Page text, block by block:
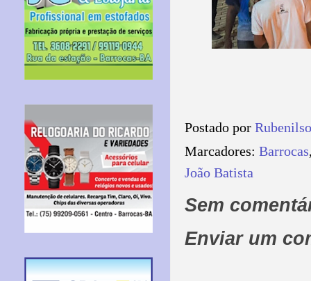
Postado por
Marcadores: Barrocas
João Batista
Sem
Enviar um